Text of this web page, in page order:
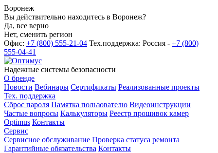
Воронеж
Вы действительно находитесь в Воронеж?
Да, все верно
Нет, сменить регион
Офис: +7 (800) 555-21-04 Тех.поддержка: Россия - +7 (800)
555-04-41
Надежные системы безопасности
О бренде
Новости Вебинары Сертификаты Реализованные проекты
Тех. поддержка
Сброс пароля Памятка пользователю Видеоинструкции
Частые вопросы Калькуляторы Реестр прошивок камер
Optimus Контакты
Сервис
Сервисное обслуживание Проверка статуса ремонта
Гарантийные обязательства Контакты